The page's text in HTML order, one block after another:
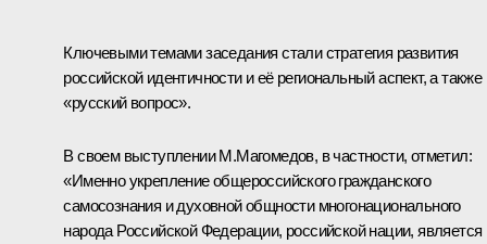
Ключевыми темами заседания стали стратегия развития
российской идентичности и её региональный аспект, а также
«русский вопрос».
В своем выступлении М.Магомедов, в частности, отметил:
«Именно укрепление общероссийского гражданского
самосознания и духовной общности многонационального
народа Российской Федерации, российской нации, является